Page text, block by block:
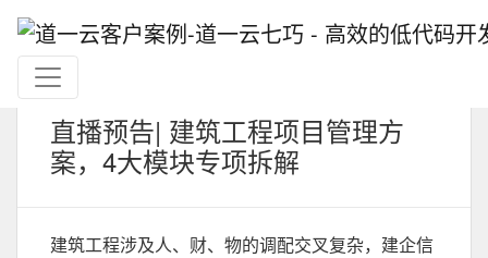
直播预告| 建筑工程项目管理方
案，4大模块专项拆解
建筑工程涉及人、财、物的调配交叉复杂，建企信